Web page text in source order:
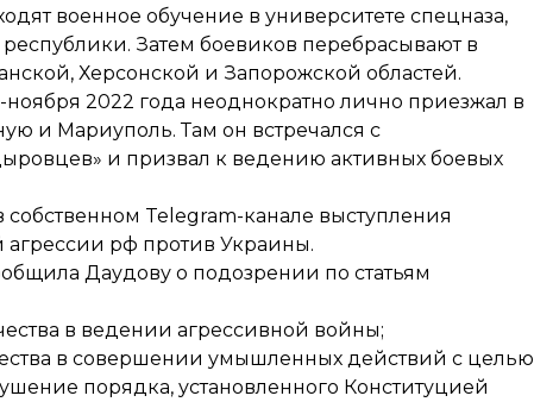
военное обучение в университете спецназа,
Затем боевиков перебрасывают в
Херсонской и Запорожской областей.
2022 года неоднократно лично приезжал в
и Мариуполь. Там он встречался с
и призвал к ведению активных боевых
Telegram-канале выступления
рф против Украины.
Даудову о подозрении по статьям
в ведении агрессивной войны;
в совершении умышленных действий с целью
порядка, установленного Конституцией